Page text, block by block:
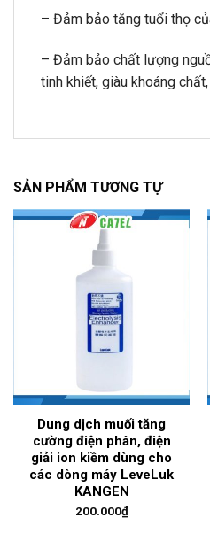
– Đảm bảo tăng tuổi thọ
– Đảm bảo chất lượng
tinh khiết, giàu khoáng
SẢN PHẨM TƯƠNG TỰ
Dung dịch muối tăng
cường điện phân, điện
giải ion kiềm dùng cho
các dòng máy LeveLuk
KANGEN
200.000₫